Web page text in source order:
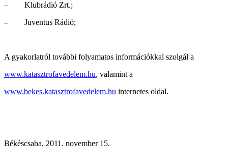
– Klubrádió Zrt.;
– Juventus Rádió;
A gyakorlatról további folyamatos információkkal szolgál a
www.katasztrofavedelem.hu, valamint a
www.bekes.katasztrofavedelem.hu internetes oldal.
Békéscsaba, 2011. november 15.